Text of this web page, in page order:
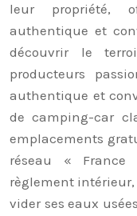
leur propriété,
authentique et
découvrir le
producteurs
authentique et
de camping-car
emplacements
réseau «
règlement
vider ses eaux